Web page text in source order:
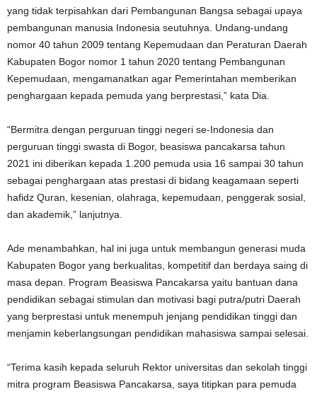
yang tidak terpisahkan dari Pembangunan Bangsa sebagai upaya
pembangunan manusia Indonesia seutuhnya. Undang-undang
nomor 40 tahun 2009 tentang Kepemudaan dan Peraturan Daerah
Kabupaten Bogor nomor 1 tahun 2020 tentang Pembangunan
Kepemudaan, mengamanatkan agar Pemerintahan memberikan
penghargaan kepada pemuda yang berprestasi,” kata Dia.
“Bermitra dengan perguruan tinggi negeri se-Indonesia dan
perguruan tinggi swasta di Bogor, beasiswa pancakarsa tahun
2021 ini diberikan kepada 1.200 pemuda usia 16 sampai 30 tahun
sebagai penghargaan atas prestasi di bidang keagamaan seperti
hafidz Quran, kesenian, olahraga, kepemudaan, penggerak sosial,
dan akademik,” lanjutnya.
Ade menambahkan, hal ini juga untuk membangun generasi muda
Kabupaten Bogor yang berkualitas, kompetitif dan berdaya saing di
masa depan. Program Beasiswa Pancakarsa yaitu bantuan dana
pendidikan sebagai stimulan dan motivasi bagi putra/putri Daerah
yang berprestasi untuk menempuh jenjang pendidikan tinggi dan
menjamin keberlangsungan pendidikan mahasiswa sampai selesai.
“Terima kasih kepada seluruh Rektor universitas dan sekolah tinggi
mitra program Beasiswa Pancakarsa, saya titipkan para pemuda